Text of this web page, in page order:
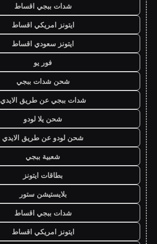
شدات ببجي اقساط
ايتونز امريكي اقساط
ايتونز سعودي اقساط
فور يو
شحن شدات ببجي
شدات ببجي عن طريق الايدي
شحن يلا لودو
شحن لودو عن طريق الايدي
شعبية ببجي
بطاقات ايتونز
بلايستيشن ستور
شدات ببجي اقساط
ايتونز امريكي اقساط